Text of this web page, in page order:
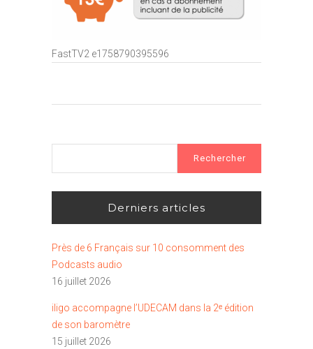
FastTV2 e1758790395596
Derniers articles
Près de 6 Français sur 10 consomment des
Podcasts audio
16 juillet 2026
iligo accompagne l’UDECAM dans la 2ᵉ édition
de son baromètre
15 juillet 2026